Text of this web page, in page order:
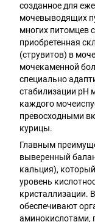
созданное для
мочевыводящих
многих питомцев
приобретенная
(струвитов) в
мочекаменной
специально
стабилизации pH
каждого
превосходными
курицы.
Главным
выверенный
кальция),
уровень
кристаллизации.
обеспечивают
аминокислотами,